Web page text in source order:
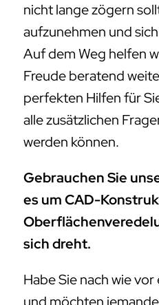
nicht lange zögern
aufzunehmen und
Auf dem Weg helfen
Freude beratend
perfekten Hilfen für
alle zusätzlichen
werden können.
Gebrauchen Sie
es um CAD-
sich dreht.
Habe Sie nach wie